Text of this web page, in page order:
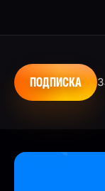
ПОДПИСКА